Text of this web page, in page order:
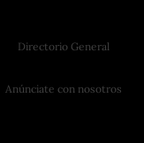
Directorio General
Anúnciate con nosotros